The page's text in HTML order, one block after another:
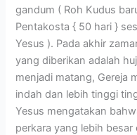
gandum ( Roh Kudus
Pentakosta { 50 hari }
Yesus ). Pada akhir
yang diberikan adalah
menjadi matang, Gereja
indah dan lebih tinggi
Yesus mengatakan
perkara yang lebih